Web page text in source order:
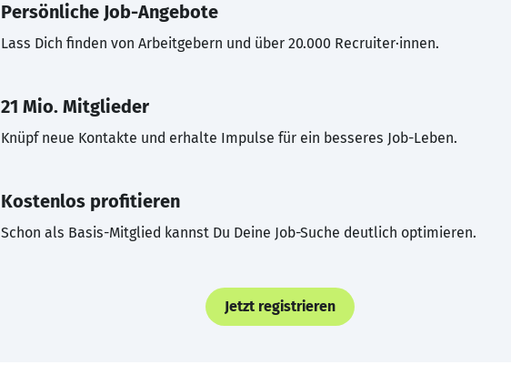
Persönliche Job-Angebote
Lass Dich finden von Arbeitgebern und über 20.000 Recruiter·innen.
21 Mio. Mitglieder
Knüpf neue Kontakte und erhalte Impulse für ein besseres Job-Leben.
Kostenlos profitieren
Schon als Basis-Mitglied kannst Du Deine Job-Suche deutlich optimieren.
Jetzt registrieren